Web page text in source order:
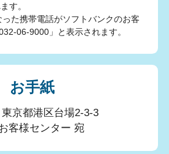
す。
た携帯電話がソフトバンクのお客
06-9000」と表示されます。
お手紙
京都港区台場2-3-3
客様センター 宛